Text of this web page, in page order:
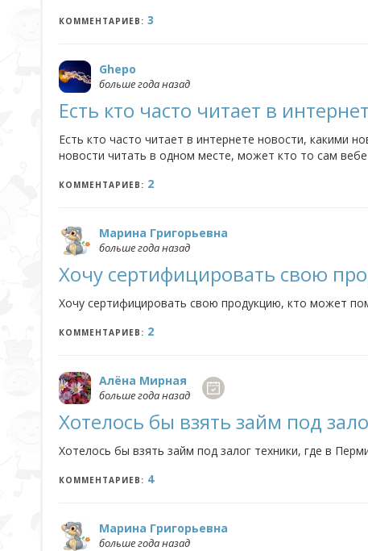
КОММЕНТАРИЕВ: 3
Ghepo
больше года назад
Есть кто часто читает в
Есть кто часто читает в интернете новости, какими
новости читать в одном месте, может кто то сам
КОММЕНТАРИЕВ: 2
Марина Григорьевна
больше года назад
Хочу сертифицировать свою
Хочу сертифицировать свою продукцию, кто может
КОММЕНТАРИЕВ: 2
Алёна Мирная
больше года назад
Хотелось бы взять займ под
Хотелось бы взять займ под залог техники, где в
КОММЕНТАРИЕВ: 4
Марина Григорьевна
больше года назад